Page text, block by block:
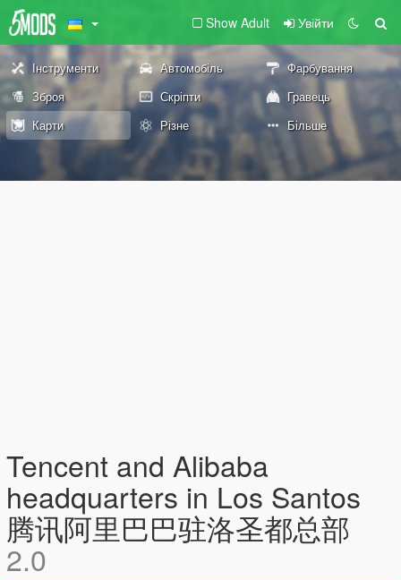
Show Adult Увійти
Інструменти Автомобіль
Фарбування
Зброя
Скріпти
Гравець
Карти
Різне Більше
Tencent and Alibaba
headquarters in Los Santos
腾讯阿里巴巴驻洛圣都总部
2.0